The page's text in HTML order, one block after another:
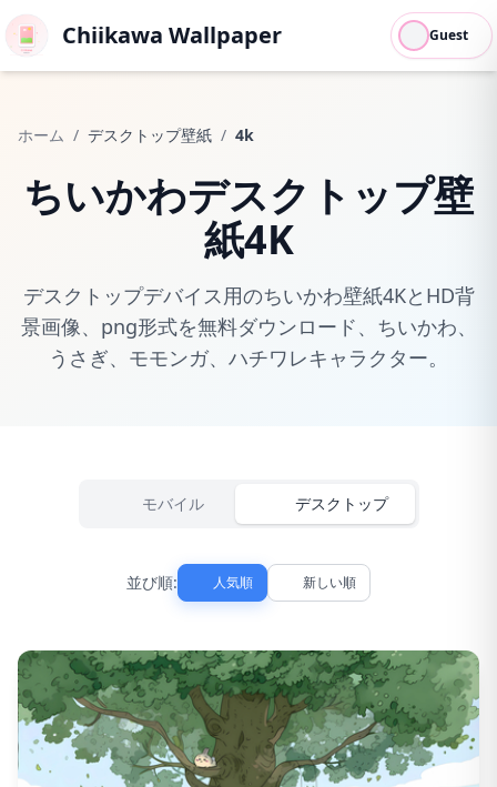
Chiikawa Wallpaper Guest
ホーム / デスクトップ壁紙 / 4k
ちいかわデスクトップ壁
紙4K
デスクトップデバイス用のちいかわ壁紙4KとHD背
景画像、png形式を無料ダウンロード、ちいかわ、
うさぎ、モモンガ、ハチワレキャラクター。
モバイル デスクトップ
並び順: 人気順 新しい順